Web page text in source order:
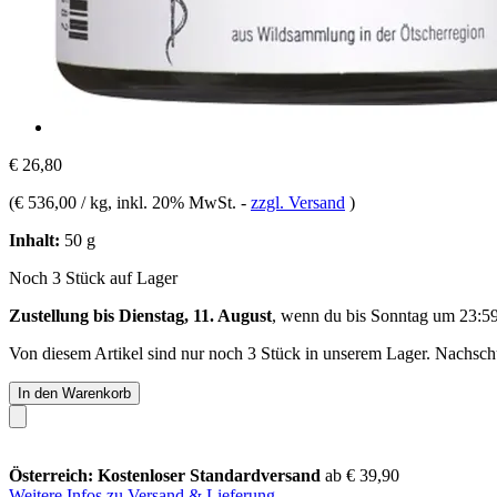
€ 26,80
(€ 536,00 / kg, inkl. 20% MwSt. - zzgl. Versand )
Inhalt: 50 g
Noch 3 Stück auf Lager
Zustellung bis Dienstag, 11. August, wenn du bis Sonntag um
Von diesem Artikel sind nur noch 3 Stück in unserem Lager.
In den Warenkorb
Österreich: Kostenloser Standardversand ab € 39,90